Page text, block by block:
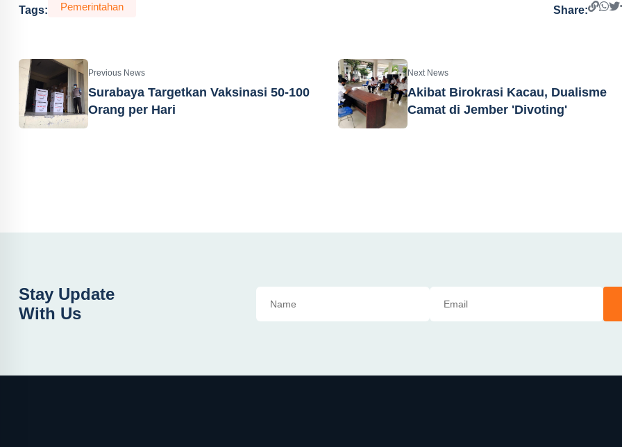
Tags: Pemerintahan Share:
Previous News
Surabaya Targetkan Vaksinasi 50-100
Orang per Hari
Next News
Akibat Birokrasi Kacau, Dualisme
Camat di Jember 'Divoting'
Stay Update
With Us